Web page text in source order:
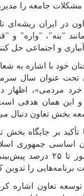
جامعه را
در ایران ریشه‌ای
"بنه"، "واره" و
و اجتماعی حل
خود با اشاره به
تحت عنوان سال
خرد مردمی»، اظهار
و این همان هدفی
بخش تعاون دنبال
تأکید بر جایگاه بخش
اساسی جمهوری
تعاون از اقتصاد
برنامه‌هایی را تدوین